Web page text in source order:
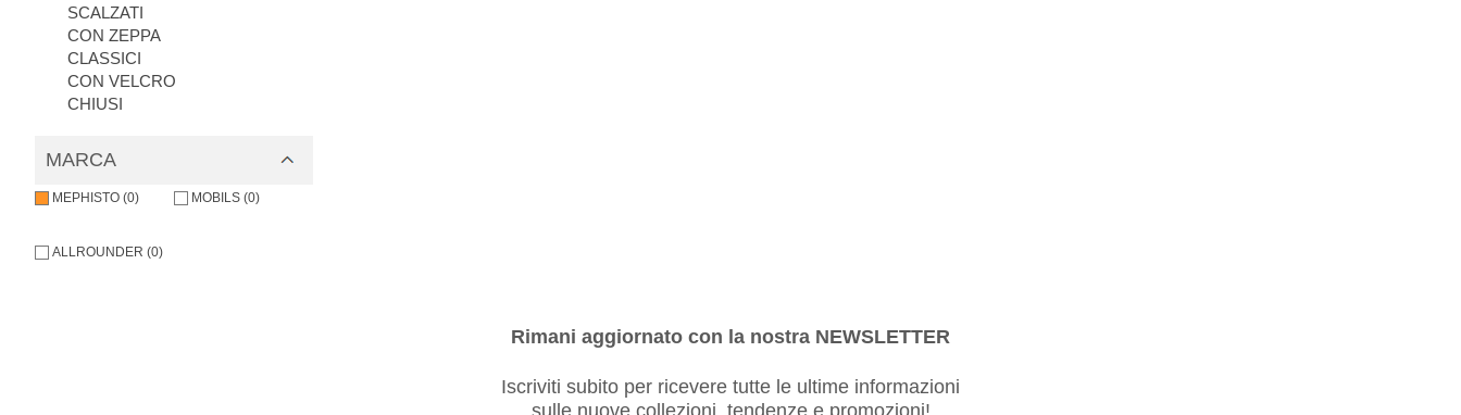
SCALZATI
CON ZEPPA
CLASSICI
CON VELCRO
CHIUSI
MARCA
MEPHISTO (0) MOBILS (0)
ALLROUNDER (0)
Rimani aggiornato con la nostra NEWSLETTER
Iscriviti subito per ricevere tutte le ultime informazioni
sulle nuove collezioni, tendenze e promozioni!